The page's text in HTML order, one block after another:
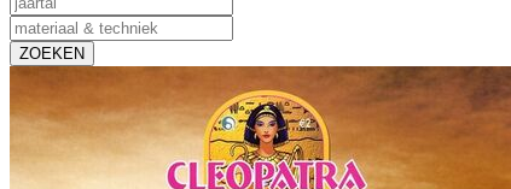
ZOEKEN